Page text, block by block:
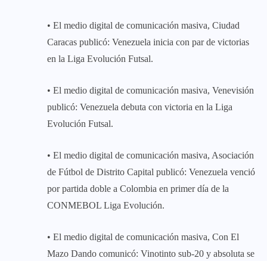
• El medio digital de comunicación masiva, Ciudad
Caracas publicó: Venezuela inicia con par de victorias
en la Liga Evolución Futsal.
• El medio digital de comunicación masiva, Venevisión
publicó: Venezuela debuta con victoria en la Liga
Evolución Futsal.
• El medio digital de comunicación masiva, Asociación
de Fútbol de Distrito Capital publicó: Venezuela venció
por partida doble a Colombia en primer día de la
CONMEBOL Liga Evolución.
• El medio digital de comunicación masiva, Con El
Mazo Dando comunicó: Vinotinto sub-20 y absoluta se